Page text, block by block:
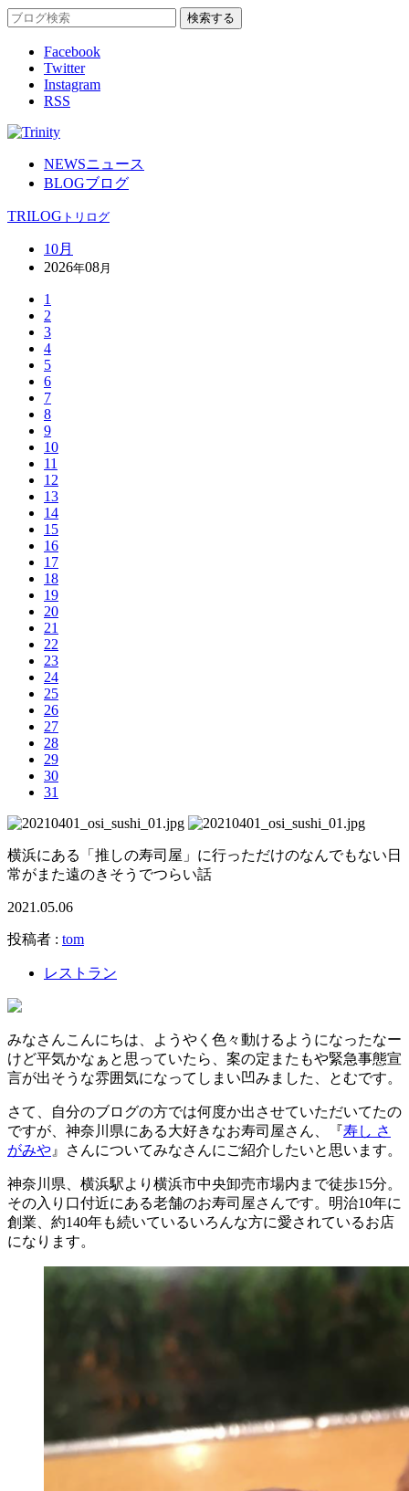
Facebook
Twitter
Instagram
RSS
NEWSニュース
BLOGブログ
TRILOG トリログ
10月
2026年08月
1
2
3
4
5
6
7
8
9
10
11
12
13
14
15
16
17
18
19
20
21
22
23
24
25
26
27
28
29
30
31
横浜にある「推しの寿司屋」に行っただけのなんでもない日
常がまた遠のきそうでつらい話
2021.05.06
投稿者 : tom
レストラン
みなさんこんにちは、ようやく色々動けるようになったなー
けど平気かなぁと思っていたら、案の定またもや緊急事態宣
言が出そうな雰囲気になってしまい凹みました、とむです。
さて、自分のブログの方では何度か出させていただいてたの
ですが、神奈川県にある大好きなお寿司屋さん、『寿し さ
がみや 』さんについてみなさんにご紹介したいと思います。
神奈川県、横浜駅より横浜市中央卸売市場内まで徒歩15分。
その入り口付近にある老舗のお寿司屋さんです。明治10年に
創業、約140年も続いているいろんな方に愛されているお店
になります。